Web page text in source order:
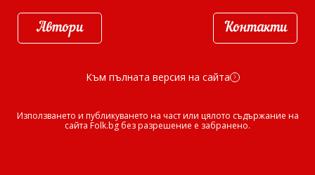
Автори Контакти
Към пълната версия на сайта d
Използването и публикуването на част или цялото съдържание на
сайта Folk.bg без разрешение е забранено.